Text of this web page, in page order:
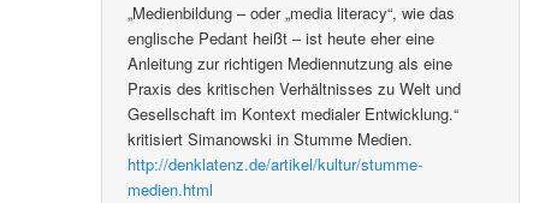
„Medienbildung – oder „media literacy“, wie das
englische Pedant heißt – ist heute eher eine
Anleitung zur richtigen Mediennutzung als eine
Praxis des kritischen Verhältnisses zu Welt und
Gesellschaft im Kontext medialer Entwicklung.“
kritisiert Simanowski in Stumme Medien.
http://denklatenz.de/artikel/kultur/stumme-
medien.html